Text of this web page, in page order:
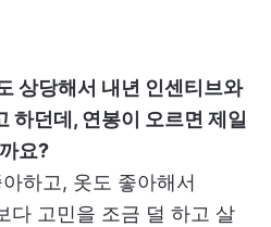
상당해서 내년 인센티브와
하던데, 연봉이 오르면 제일
요?
하고, 옷도 좋아해서
다 고민을 조금 덜 하고 살